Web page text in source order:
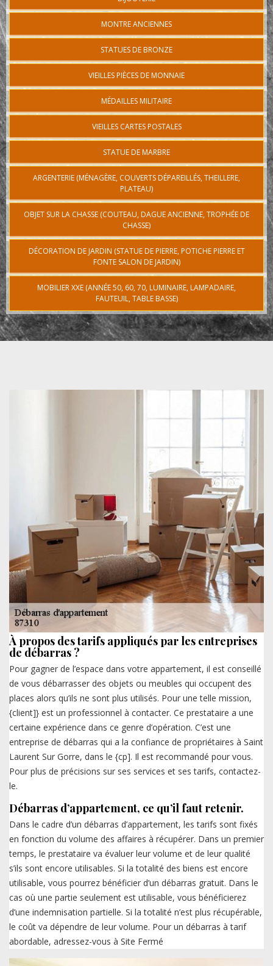
MONTRE ANCIENNES
STATUES DE BRONZE
VIEILLES PIÈCES DE MONNAIE
MÉDAILLES MILITAIRE
VIEILLES CARTES POSTALES
STATUE DE MARBRE
ARGENTERIE (MÉNAGÈRE, COUVERTS DÉPAREILLÉS, THEILLERE,
PLATEAU)
OBJET SUR LA CHASSE (COUTEAU, DAGUE ANCIENNE, TROPHÉE DE
CHASSE)
DÉCORATION DE JARDIN (STATUE DE PIERRE, POTICHE PIERRE ET
FONTE SALON DE JARDIN)
MOBILIER XXE (ANNÉE 50, 60, 70, LUMINAIRE, LAMPADAIRE,
FAUTEUIL, TABLE BASSE)
À propos des tarifs appliqués par les entreprises
de débarras ?
Pour gagner de l’espace dans votre appartement, il est conseillé
de vous débarrasser des objets ou meubles qui occupent des
places alors qu’ils ne sont plus utilisés. Pour une telle mission,
{client]} est un professionnel à contacter. Ce prestataire a une
certaine expérience dans ce genre d’opération. C’est une
entreprise de débarras qui a la confiance de propriétaires à Saint
Laurent Sur Gorre, dans le {cp]. Il est recommandé pour vous.
Pour plus de précisions sur ses services et ses tarifs, contactez-
le.
Débarras d’appartement, ce qu’il faut retenir.
Dans le cadre d’un débarras d’appartement, les tarifs sont fixés
en fonction du volume des affaires à récupérer. Dans un premier
temps, le prestataire va évaluer leur volume et de leur qualité
s’ils sont encore utilisables. Si la totalité des biens est encore
utilisable, vous pourrez bénéficier d’un débarras gratuit. Dans le
cas où une partie seulement est utilisable, vous bénéficierez
d’une indemnisation partielle. Si la totalité n’est plus récupérable,
le coût va dépendre de leur volume. Pour un débarras à tarif
abordable, adressez-vous à Site Fermé